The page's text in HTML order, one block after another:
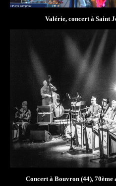
Valérie, concert à Saint
Concert à Bouvron (44),